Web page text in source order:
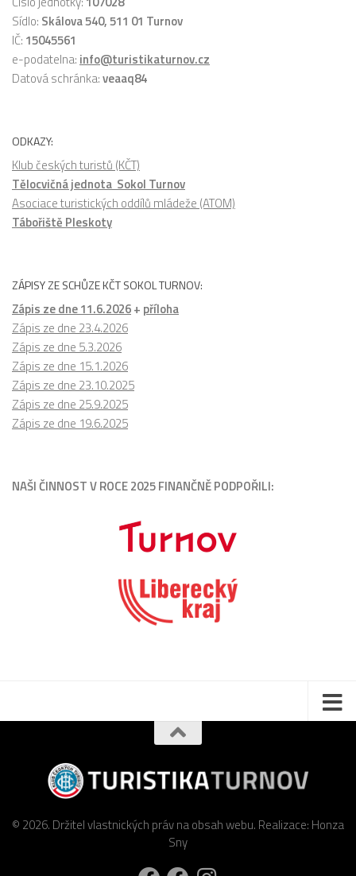
Sídlo: Skálova 540, 511 01 Turnov
IČ: 15045561
e-podatelna: info@turistikaturnov.cz
Datová schránka:veaaq84
ODKAZY:
Klub českých turistů (KČT)
Tělocvičná jednota Sokol Turnov
Asociace turistických oddílů mládeže (ATOM)
Tábořiště Pleskoty
ZÁPISY ZE SCHŮZE KČT SOKOL TURNOV:
Zápis ze dne 11.6.2026+ příloha
Zápis ze dne 23.4.2026
Zápis ze dne 5.3.2026
Zápis ze dne 15.1.2026
Zápis ze dne 23.10.2025
Zápis ze dne 25.9.2025
Zápis ze dne 19.6.2025
NAŠI ČINNOST V ROCE 2025 FINANČNĚ PODPOŘILI:
© 2026. Držitel vlastnických práv na obsah webu. Realizace: Honza
Sny